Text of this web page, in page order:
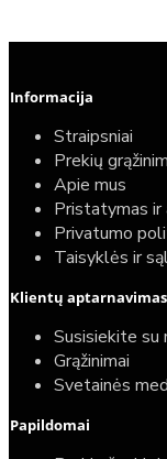
Komplektas:
lėtaeigiu dangčiu
Informacija
Straipsniai
Prekių
Apie mus
Pristatymas ir
Privatumo
Taisyklės ir
Klientų aptarnavimas
Susisiekite su
Grąžinimai
Svetainės
Papildomai